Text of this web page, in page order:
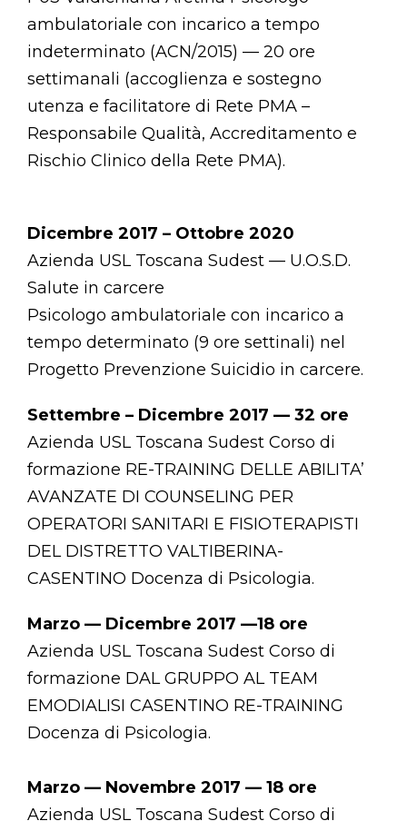
ambulatoriale con incarico a tempo
indeterminato (ACN/2015) — 20 ore
settimanali (accoglienza e sostegno
utenza e facilitatore di Rete PMA –
Responsabile Qualità, Accreditamento e
Rischio Clinico della Rete PMA).
Dicembre 2017 – Ottobre 2020
Azienda USL Toscana Sudest — U.O.S.D.
Salute in carcere
Psicologo ambulatoriale con incarico a
tempo determinato (9 ore settinali) nel
Progetto Prevenzione Suicidio in carcere.
Settembre – Dicembre 2017 — 32 ore
Azienda USL Toscana Sudest Corso di
formazione RE-TRAINING DELLE ABILITA’
AVANZATE DI COUNSELING PER
OPERATORI SANITARI E FISIOTERAPISTI
DEL DISTRETTO VALTIBERINA-
CASENTINO Docenza di Psicologia.
Marzo — Dicembre 2017 —18 ore
Azienda USL Toscana Sudest Corso di
formazione DAL GRUPPO AL TEAM
EMODIALISI CASENTINO RE-TRAINING
Docenza di Psicologia.
Marzo — Novembre 2017 — 18 ore
Azienda USL Toscana Sudest Corso di